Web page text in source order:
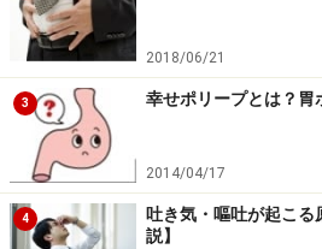
胃がんリスクを判定す
「ペプシノゲン値」
この「ピロリ菌抗体検査」と「
スクにあわせて次のようにABCD
＜Dとリスクが高くなっていきます
2018/06/21
3 幸せポリープとは？胃
2014/04/17
4
吐き気・嘔吐が起こる
説】